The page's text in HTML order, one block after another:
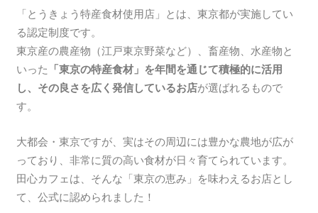
「とうきょう特産食材使用店」とは、東京都が実施してい
る認定制度です。
東京産の農産物（江戸東京野菜など）、畜産物、水産物と
いった
「東京の特産食材」を年間を通じて積極的に活用
し、その良さを広く発信しているお店が選ばれるもので
す。
大都会・東京ですが、実はその周辺には豊かな農地が広が
っており、非常に質の高い食材が日々育てられています。
田心カフェは、そんな「東京の恵み」を味わえるお店とし
て、公式に認められました！